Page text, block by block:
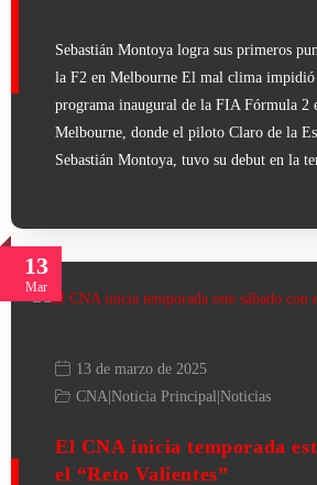
Sebastián Montoya logra sus primeros
la F2 en Melbourne El mal clima impidió
programa inaugural de la FIA Fórmula 2
Melbourne, donde el piloto Claro de la
Sebastián Montoya, tuvo su debut en la
13
Mar
13 de marzo de 2025
CNA Noticia Principal Noticias
El CNA inicia temporada
el “Reto Valientes”